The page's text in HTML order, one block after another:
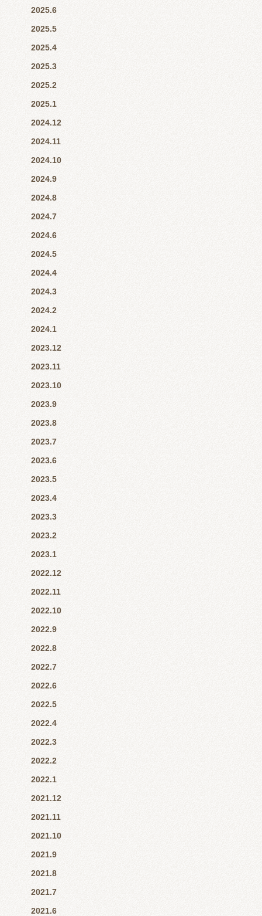
2025.6
2025.5
2025.4
2025.3
2025.2
2025.1
2024.12
2024.11
2024.10
2024.9
2024.8
2024.7
2024.6
2024.5
2024.4
2024.3
2024.2
2024.1
2023.12
2023.11
2023.10
2023.9
2023.8
2023.7
2023.6
2023.5
2023.4
2023.3
2023.2
2023.1
2022.12
2022.11
2022.10
2022.9
2022.8
2022.7
2022.6
2022.5
2022.4
2022.3
2022.2
2022.1
2021.12
2021.11
2021.10
2021.9
2021.8
2021.7
2021.6